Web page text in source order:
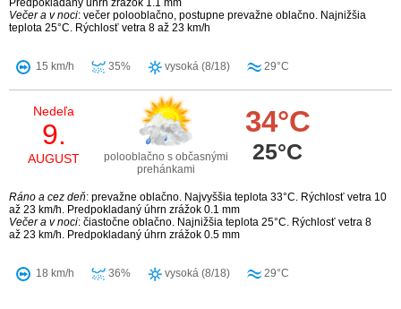
Predpokladaný úhrn zrážok 1.1 mm
Večer a v noci: večer polooblačno, postupne prevažne oblačno. Najnižšia
teplota 25°C. Rýchlosť vetra 8 až 23 km/h
15 km/h 35% vysoká (8/18) 29°C
Nedeľa
9.
AUGUST
polooblačno s občasnými
prehánkami
34°C
25°C
Ráno a cez deň: prevažne oblačno. Najvyššia teplota 33°C. Rýchlosť vetra 10
až 23 km/h. Predpokladaný úhrn zrážok 0.1 mm
Večer a v noci: čiastočne oblačno. Najnižšia teplota 25°C. Rýchlosť vetra 8
až 23 km/h. Predpokladaný úhrn zrážok 0.5 mm
18 km/h 36% vysoká (8/18) 29°C